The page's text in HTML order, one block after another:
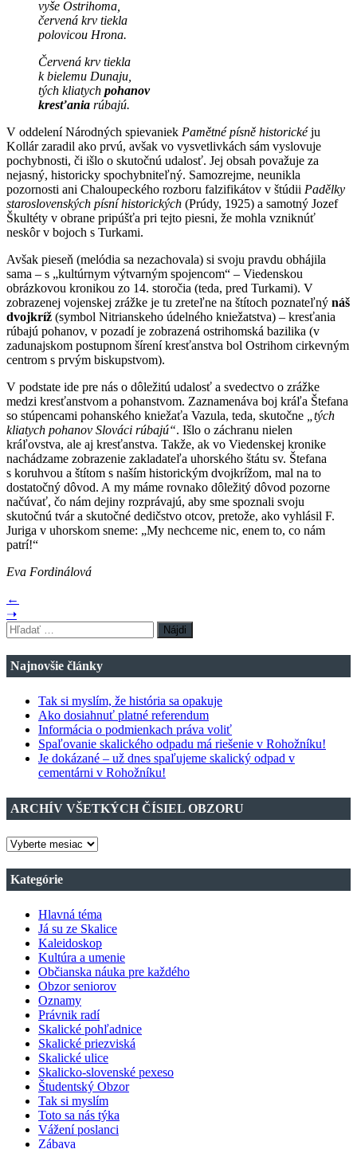
vyše Ostrihoma,
červená krv tiekla
polovicou Hrona.
Červená krv tiekla
k bielemu Dunaju,
tých kliatych pohanov
kresťania rúbajú.
V oddelení Národných spievaniek Pamětné písně historickéju
Kollár zaradil ako prvú, avšak vo vysvetlivkách sám vyslovuje
pochybnosti, či išlo o skutočnú udalosť. Jej obsah považuje za
nejasný, historicky spochybniteľný. Samozrejme, neunikla
pozornosti ani Chaloupeckého rozboru falzifikátov v štúdii Padělky
staroslovenských písní historických (Prúdy, 1925) a samotný Jozef
Škultéty v obrane pripúšťa pri tejto piesni, že mohla vzniknúť
neskôr v bojoch s Turkami.
Avšak pieseň (melódia sa nezachovala) si svoju pravdu obhájila
sama – s „kultúrnym výtvarným spojencom“ – Viedenskou
obrázkovou kronikou zo 14. storočia (teda, pred Turkami). V
zobrazenej vojenskej zrážke je tu zreteľne na štítoch poznateľný náš
dvojkríž (symbol Nitrianskeho údelného kniežatstva) – kresťania
rúbajú pohanov, v pozadí je zobrazená ostrihomská bazilika (v
zadunajskom postupnom šírení kresťanstva bol Ostrihom cirkevným
centrom s prvým biskupstvom).
V podstate ide pre nás o dôležitú udalosť a svedectvo o zrážke
medzi kresťanstvom a pohanstvom. Zaznamenáva boj kráľa Štefana
so stúpencami pohanského kniežaťa Vazula, teda, skutočne
„tých
kliatych pohanov Slováci rúbajú“. Išlo o záchranu nielen
kráľovstva, ale aj kresťanstva. Takže, ak vo Viedenskej kronike
nachádzame zobrazenie zakladateľa uhorského štátu sv. Štefana
s koruhvou a štítom s naším historickým dvojkrížom, mal na to
dostatočný dôvod. A my máme rovnako dôležitý dôvod pozorne
načúvať, čo nám dejiny rozprávajú, aby sme spoznali svoju
skutočnú tvár a skutočné dedičstvo otcov, pretože, ako vyhlásil F.
Juriga v uhorskom sneme: „My nechceme nic, enem to, co nám
patrí!“
Eva Fordinálová
←
➝
Hľadať:
Najnovšie články
Tak si myslím, že história sa opakuje
Ako dosiahnuť platné referendum
Informácia o podmienkach práva voliť
Spaľovanie skalického odpadu má riešenie v Rohožníku!
Je dokázané – už dnes spaľujeme skalický odpad v
cementárni v Rohožníku!
ARCHÍV VŠETKÝCH ČÍSIEL OBZORU
ARCHÍV
ČÍSIEL
OBZORU
Kategórie
Hlavná téma
Já su ze Skalice
Kaleidoskop
Kultúra a umenie
Občianska náuka pre každého
Obzor seniorov
Oznamy
Právnik radí
Skalické pohľadnice
Skalické priezviská
Skalické ulice
Skalicko-slovenské pexeso
Študentský Obzor
Tak si myslím
Toto sa nás týka
Vážení poslanci
Zábava